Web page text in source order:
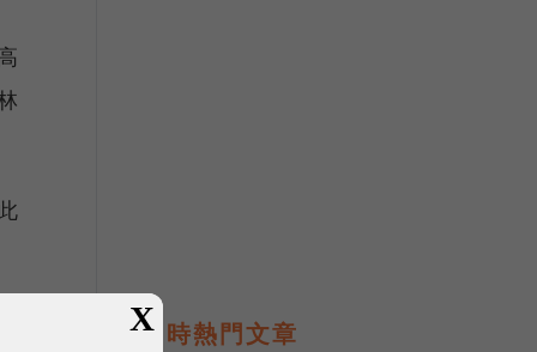
即時熱門文章
X